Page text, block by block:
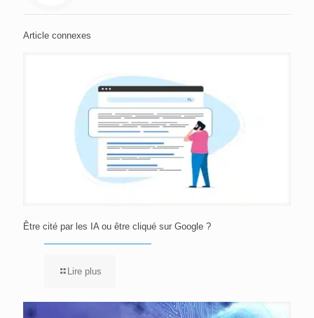
Article connexes
Être cité par les IA ou être cliqué sur Google ?
Lire plus